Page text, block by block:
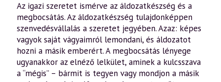
Az igazi szeretet ismérve az áldozatkészség és a
megbocsátás. Az áldozatkészség tulajdonképpen
szenvedésvállalás a szeretet jegyében. Azaz: képes
vagyok saját vágyaimról lemondani, és áldozatot
hozni a másik emberért. A megbocsátás lényege
ugyanakkor az elnéző lelkület, aminek a kulcsszava
a “mégis” – bármit is tegyen vagy mondjon a másik